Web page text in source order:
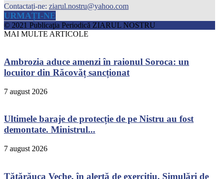
Contactați-ne: ziarul.nostru@yahoo.com
URMAȚI-NE
© 2021 Publicaţia Periodică ZIARUL NOSTRU
MAI MULTE ARTICOLE
Ambrozia aduce amenzi în raionul Soroca: un
locuitor din Răcovăț sancționat
7 august 2026
Ultimele baraje de protecție de pe Nistru au fost
demontate. Ministrul...
7 august 2026
Tătărăuca Veche, în alertă de exercițiu. Simulări de